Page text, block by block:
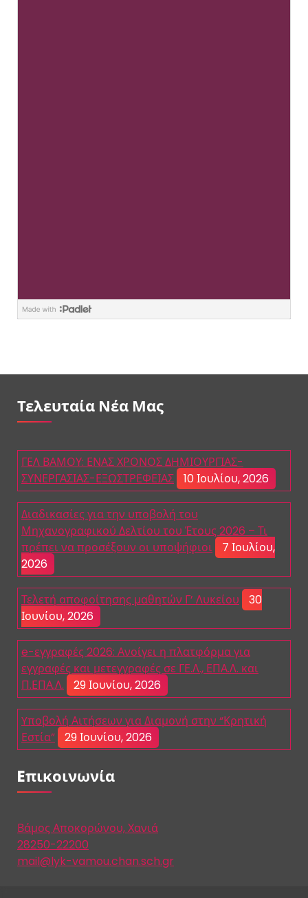
Τελευταία Νέα Μας
ΓΕΛ ΒΑΜΟΥ: ΕΝΑΣ ΧΡΟΝΟΣ ΔΗΜΙΟΥΡΓΙΑΣ-
ΣΥΝΕΡΓΑΣΙΑΣ-ΕΞΩΣΤΡΕΦΕΙΑΣ
10 Ιουλίου, 2026
Διαδικασίες για την υποβολή του
Μηχανογραφικού Δελτίου του Έτους 2026 – Τι
πρέπει να προσέξουν οι υποψήφιοι
7 Ιουλίου,
2026
Τελετή αποφοίτησης μαθητών Γ’ Λυκείου
30
Ιουνίου, 2026
e-εγγραφές 2026: Ανοίγει η πλατφόρμα για
εγγραφές και μετεγγραφές σε ΓΕ.Λ., ΕΠΑ.Λ. και
Π.ΕΠΑ.Λ.
29 Ιουνίου, 2026
Yποβολή Αιτήσεων για Διαμονή στην “Κρητική
Εστία”
29 Ιουνίου, 2026
Eπικοινωνία
Βάμος Αποκορώνου, Χανιά
28250-22200
mail@lyk-vamou.chan.sch.gr